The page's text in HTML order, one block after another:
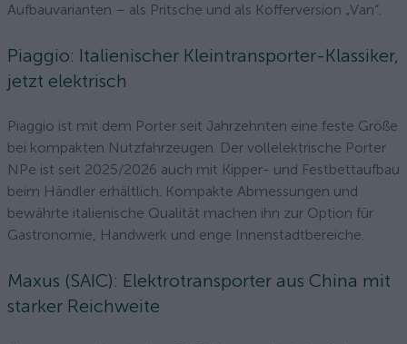
Aufbauvarianten – als Pritsche und als Kofferversion „Van“.
Piaggio: Italienischer Kleintransporter-Klassiker,
jetzt elektrisch
Piaggio ist mit dem Porter seit Jahrzehnten eine feste Größe
bei kompakten Nutzfahrzeugen. Der vollelektrische Porter
NPe ist seit 2025/2026 auch mit Kipper- und Festbettaufbau
beim Händler erhältlich. Kompakte Abmessungen und
bewährte italienische Qualität machen ihn zur Option für
Gastronomie, Handwerk und enge Innenstadtbereiche.
Maxus (SAIC): Elektrotransporter aus China mit
starker Reichweite